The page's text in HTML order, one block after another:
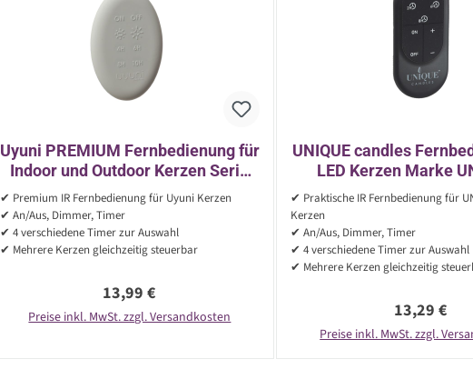
Uyuni PREMIUM Fernbedienung für
Indoor und Outdoor Kerzen Serie
PIA/THEA -
AN/AUS/TIMER/DIMMER
✔ Premium IR Fernbedienung für Uyuni Kerzen
✔ An/Aus, Dimmer, Timer
✔ 4 verschiedene Timer zur Auswahl
✔ Mehrere Kerzen gleichzeitig steuerbar
Regulärer Preis:
13,99 €
Preise inkl. MwSt. zzgl. Versandkosten
UNIQUE candles
LED Kerzen Marke
AN/AUS/TIMER/
✔ Praktische IR Fernbedienung für
Kerzen
✔ An/Aus, Dimmer, Timer
✔ 4 verschiedene Timer zur Auswahl
✔ Mehrere Kerzen gleichzeitig
Regulärer
13,29 €
Preise inkl. MwSt. zzgl.